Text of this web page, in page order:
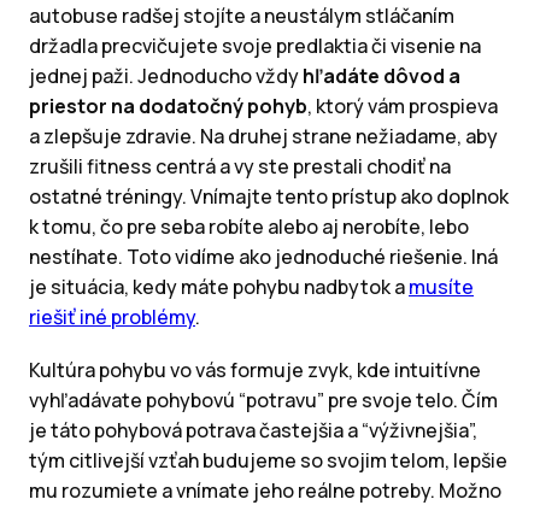
autobuse radšej stojíte a neustálym stláčaním
držadla precvičujete svoje predlaktia či visenie na
jednej paži. Jednoducho vždyhľadáte dôvod a
priestor na dodatočný pohyb, ktorý vám prospieva
a zlepšuje zdravie. Na druhej strane nežiadame, aby
zrušili fitness centrá a vy ste prestali chodiť na
ostatné tréningy. Vnímajte tento prístup ako doplnok
k tomu, čo pre seba robíte alebo aj nerobíte, lebo
nestíhate. Toto vidíme ako jednoduché riešenie. Iná
je situácia, kedy máte pohybu nadbytok amusíte
riešiť iné problémy.
Kultúra pohybu vo vás formuje zvyk, kde intuitívne
vyhľadávate pohybovú “potravu” pre svoje telo. Čím
je táto pohybová potrava častejšia a “výživnejšia”,
tým citlivejší vzťah budujeme so svojim telom, lepšie
mu rozumiete a vnímate jeho reálne potreby. Možno